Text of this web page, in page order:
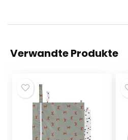
Verwandte Produkte